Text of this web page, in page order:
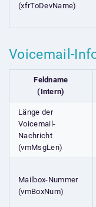
(xfrToDevName)
Voicemail-
Feldname
(Intern)
Länge der
Voicemail-
Nachricht
(vmMsgLen)
Mailbox-Nummer
(vmBoxNum)